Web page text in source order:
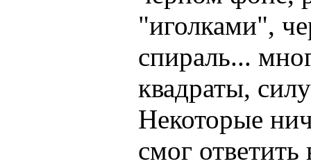
"иголками",
спираль...
квадраты,
Некоторые
смог